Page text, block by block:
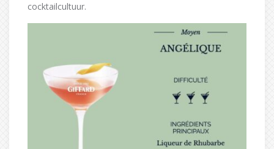
cocktailcultuur.